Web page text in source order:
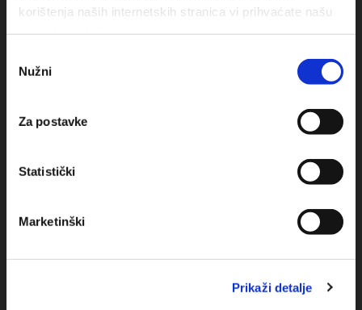
korištenja naših internetskih stranica vi prihvaćate našu
pristanka
Nužni
Za postavke
Statistički
Marketinški
Prikaži detalje
Obala sv. Nikole 31, Baška Voda
+385(0)21 620713
Destinacija